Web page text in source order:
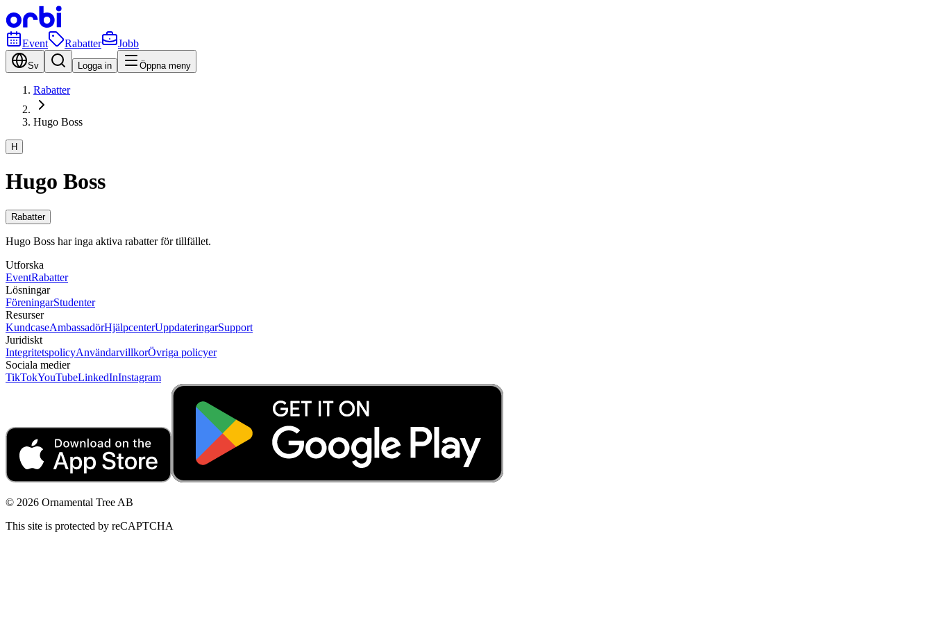
Event Rabatter Jobb
Sv Logga in Öppna meny
Rabatter
Hugo Boss
H
Hugo Boss
Rabatter
Hugo Boss har inga aktiva rabatter för tillfället.
Utforska
EventRabatter
Lösningar
FöreningarStudenter
Resurser
KundcaseAmbassadörHjälpcenterUppdateringarSupport
Juridiskt
IntegritetspolicyAnvändarvillkorÖvriga policyer
Sociala medier
TikTokYouTubeLinkedInInstagram
© 2026 Ornamental Tree AB
This site is protected by reCAPTCHA